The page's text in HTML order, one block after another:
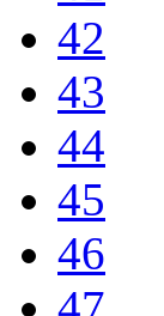
42
43
44
45
46